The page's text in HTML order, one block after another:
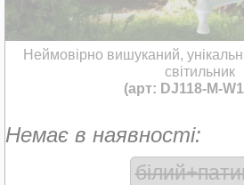
Неймовірно вишуканий,
світильник
(арт: DJ118-M-
Немає в наявності: